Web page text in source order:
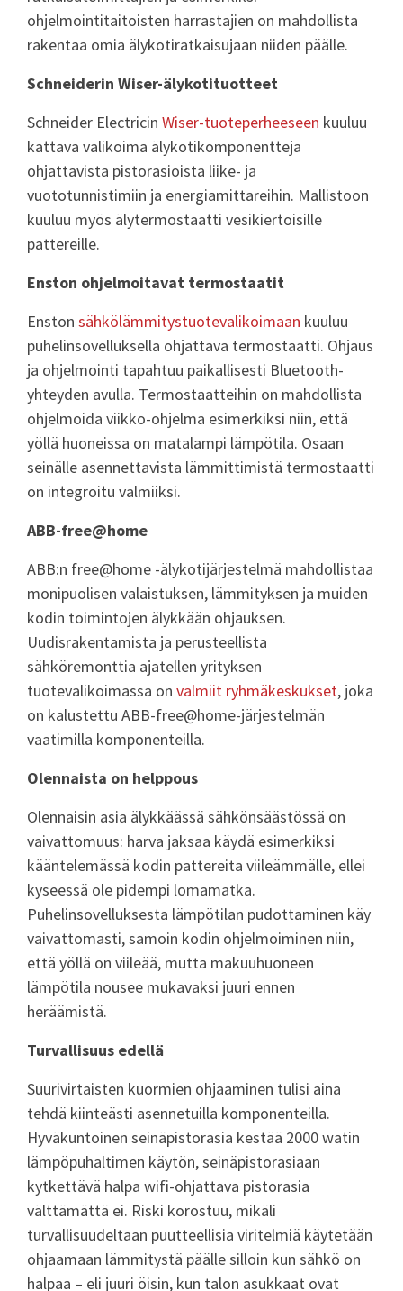
ohjelmointitaitoisten harrastajien on mahdollista
rakentaa omia älykotiratkaisujaan niiden päälle.
Schneiderin Wiser-älykotituotteet
Schneider Electricin Wiser-tuoteperheeseen kuuluu
kattava valikoima älykotikomponentteja
ohjattavista pistorasioista liike- ja
vuototunnistimiin ja energiamittareihin. Mallistoon
kuuluu myös älytermostaatti vesikiertoisille
pattereille.
Enston ohjelmoitavat termostaatit
Enston sähkölämmitystuotevalikoimaan kuuluu
puhelinsovelluksella ohjattava termostaatti. Ohjaus
ja ohjelmointi tapahtuu paikallisesti Bluetooth-
yhteyden avulla. Termostaatteihin on mahdollista
ohjelmoida viikko-ohjelma esimerkiksi niin, että
yöllä huoneissa on matalampi lämpötila. Osaan
seinälle asennettavista lämmittimistä termostaatti
on integroitu valmiiksi.
ABB-free@home
ABB:n free@home -älykotijärjestelmä mahdollistaa
monipuolisen valaistuksen, lämmityksen ja muiden
kodin toimintojen älykkään ohjauksen.
Uudisrakentamista ja perusteellista
sähköremonttia ajatellen yrityksen
tuotevalikoimassa on valmiit ryhmäkeskukset, joka
on kalustettu ABB-free@home-järjestelmän
vaatimilla komponenteilla.
Olennaista on helppous
Olennaisin asia älykkäässä sähkönsäästössä on
vaivattomuus: harva jaksaa käydä esimerkiksi
kääntelemässä kodin pattereita viileämmälle, ellei
kyseessä ole pidempi lomamatka.
Puhelinsovelluksesta lämpötilan pudottaminen käy
vaivattomasti, samoin kodin ohjelmoiminen niin,
että yöllä on viileää, mutta makuuhuoneen
lämpötila nousee mukavaksi juuri ennen
heräämistä.
Turvallisuus edellä
Suurivirtaisten kuormien ohjaaminen tulisi aina
tehdä kiinteästi asennetuilla komponenteilla.
Hyväkuntoinen seinäpistorasia kestää 2000 watin
lämpöpuhaltimen käytön, seinäpistorasiaan
kytkettävä halpa wifi-ohjattava pistorasia
välttämättä ei. Riski korostuu, mikäli
turvallisuudeltaan puutteellisia viritelmiä käytetään
ohjaamaan lämmitystä päälle silloin kun sähkö on
halpaa – eli juuri öisin, kun talon asukkaat ovat